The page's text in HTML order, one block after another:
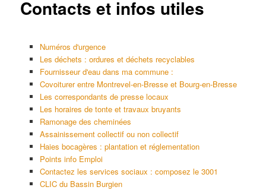
Contacts et infos utiles
Numéros d'urgence
Les déchets : ordures et déchets recyclables
Fournisseur d'eau dans ma commune :
Covoiturer entre Montrevel-en-Bresse et Bourg-en-Bresse
Les correspondants de presse locaux
Les horaires de tonte et travaux bruyants
Ramonage des cheminées
Assainissement collectif ou non collectif
Haies bocagères : plantation et réglementation
Points info Emploi
Contactez les services sociaux : composez le 3001
CLIC du Bassin Burgien